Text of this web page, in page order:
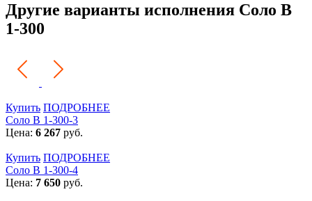
Другие варианты исполнения Соло В
1-300
Купить ПОДРОБНЕЕ
Соло В 1-300-3
Цена: 6 267 руб.
Купить ПОДРОБНЕЕ
Соло В 1-300-4
Цена: 7 650 руб.